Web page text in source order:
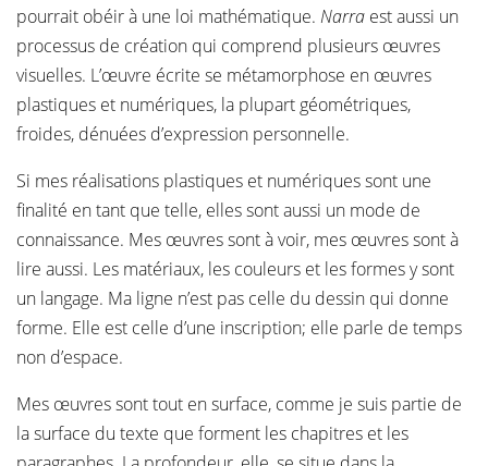
pourrait obéir à une loi mathématique. Narra est aussi un
processus de création qui comprend plusieurs œuvres
visuelles. L’œuvre écrite se métamorphose en œuvres
plastiques et numériques, la plupart géométriques,
froides, dénuées d’expression personnelle.
Si mes réalisations plastiques et numériques sont une
finalité en tant que telle, elles sont aussi un mode de
connaissance. Mes œuvres sont à voir, mes œuvres sont à
lire aussi. Les matériaux, les couleurs et les formes y sont
un langage. Ma ligne n’est pas celle du dessin qui donne
forme. Elle est celle d’une inscription; elle parle de temps
non d’espace.
Mes œuvres sont tout en surface, comme je suis partie de
la surface du texte que forment les chapitres et les